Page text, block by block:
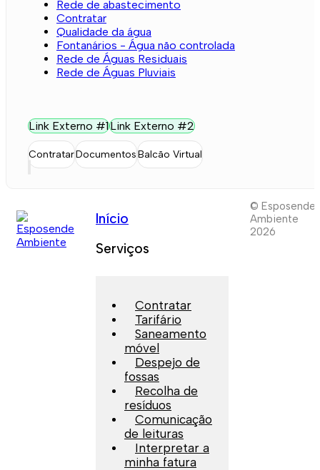
Rede de abastecimento
Contratar
Qualidade da água
Fontanários - Água não controlada
Rede de Águas Residuais
Rede de Águas Pluviais
Link Externo #1Link Externo #2
ContratarDocumentosBalcão Virtual
Início
Serviços
Contratar
Tarifário
Saneamento
móvel
Despejo de
fossas
Recolha de
resíduos
Comunicação
de leituras
Interpretar a
minha fatura
© Esposende
Ambiente
2026